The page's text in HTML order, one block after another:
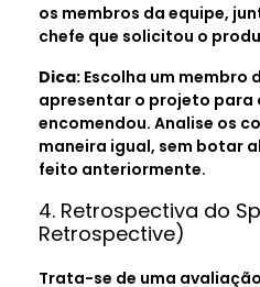
os membros da equipe,
chefe que solicitou o
Dica: Escolha um membro
apresentar o projeto para
encomendou. Analise os
maneira igual, sem botar
feito anteriormente.
4. Retrospectiva do
Retrospective)
Trata-se de uma